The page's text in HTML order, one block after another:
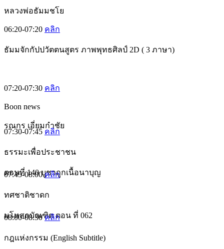
หลวงพ่อธัมมชโย
06:20-07:20 คลิก
ธัมมจักกัปปวัตตนสูตร ภาพพุทธศิลป์ 2D ( 3 ภาษา)
07:20-07:30 คลิก
Boon news
รณกร เอี่ยมกำชัย
07:30-07:45 คลิก
ธรรมะเพื่อประชาชน
ตอนที่ 140 บูชาถูกเนื้อนาบุญ
07:45-08:00คลิก
ทศชาติชาดก
มโหสถบัณฑิต ตอน ที่ 062
08:00-08:30คลิก
กฎแห่งกรรม (English Subtitle)